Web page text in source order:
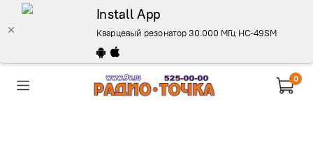
Install App
Кварцевый резонатор 30.000 МГц HC-49SM -
0